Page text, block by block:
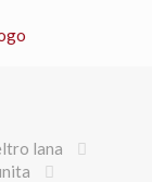
lana